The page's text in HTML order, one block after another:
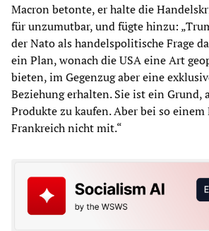
Macron betonte, er halte die
für unzumutbar, und fügte hinzu:
der Nato als handelspolitische Frage
ein Plan, wonach die USA eine Art
bieten, im Gegenzug aber eine
Beziehung erhalten. Sie ist ein Grund,
Produkte zu kaufen. Aber bei so
Frankreich nicht mit.“